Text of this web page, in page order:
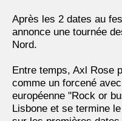
Après les 2 dates au
annonce une tournée
Nord.
Entre temps, Axl Rose
comme un forcené
européenne "Rock or
Lisbone et se termine